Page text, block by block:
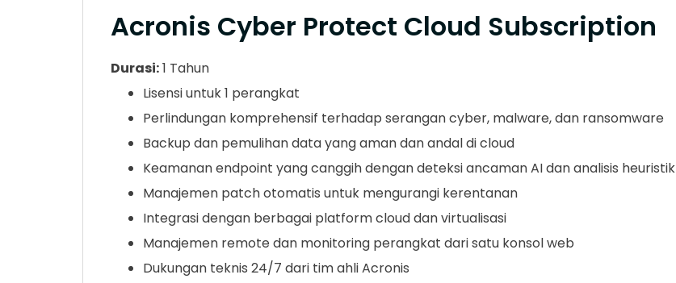
Acronis Cyber Protect Cloud Subscription
Durasi:1 Tahun
Lisensi untuk 1 perangkat
Perlindungan komprehensif terhadap serangan cyber, malware, dan ransomware
Backup dan pemulihan data yang aman dan andal di cloud
Keamanan endpoint yang canggih dengan deteksi ancaman AI dan analisis heuristik
Manajemen patch otomatis untuk mengurangi kerentanan
Integrasi dengan berbagai platform cloud dan virtualisasi
Manajemen remote dan monitoring perangkat dari satu konsol web
Dukungan teknis 24/7 dari tim ahli Acronis